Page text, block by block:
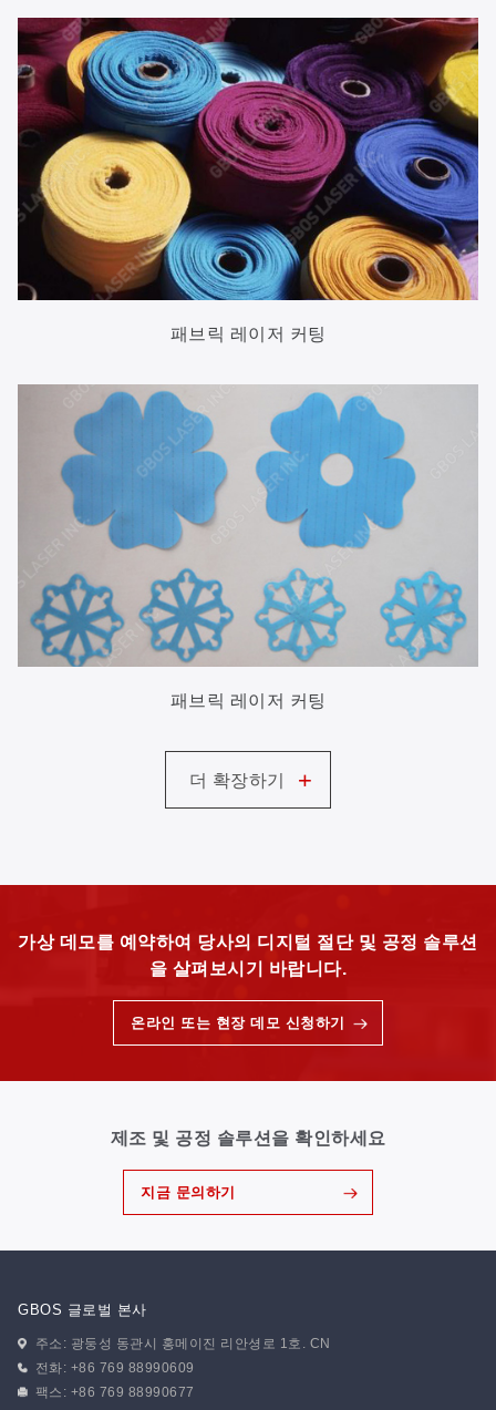
패브릭 레이저 커팅
패브릭 레이저 커팅
더 확장하기 +
가상 데모를 예약하여 당사의 디지털 절단 및 공정 솔루션
을 살펴보시기 바랍니다.
온라인 또는 현장 데모 신청하기
제조 및 공정 솔루션을 확인하세요
지금 문의하기
GBOS 글로벌 본사
주소: 광둥성 동관시 홍메이진 리안셩로 1호. CN
전화: +86 769 88990609
팩스: +86 769 88990677